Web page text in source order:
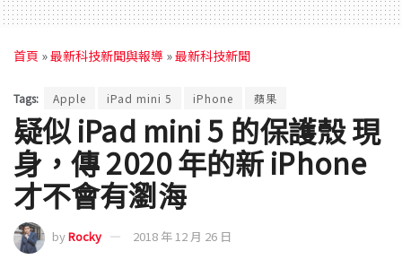
首頁 »最新科技新聞與報導 »最新科技新聞
Tags: Apple iPad mini 5 iPhone 蘋果
疑似 iPad mini 5 的保護殼 現
身，傳 2020 年的新 iPhone
才不會有瀏海
byRocky 2018 年 12 月 26 日